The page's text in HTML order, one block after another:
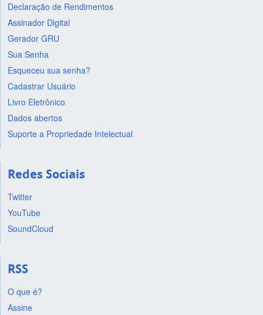
Declaração de Rendimentos
Assinador Digital
Gerador GRU
Sua Senha
Esqueceu sua senha?
Cadastrar Usuário
Livro Eletrônico
Dados abertos
Suporte a Propriedade Intelectual
Redes Sociais
Twitter
YouTube
SoundCloud
RSS
O que é?
Assine